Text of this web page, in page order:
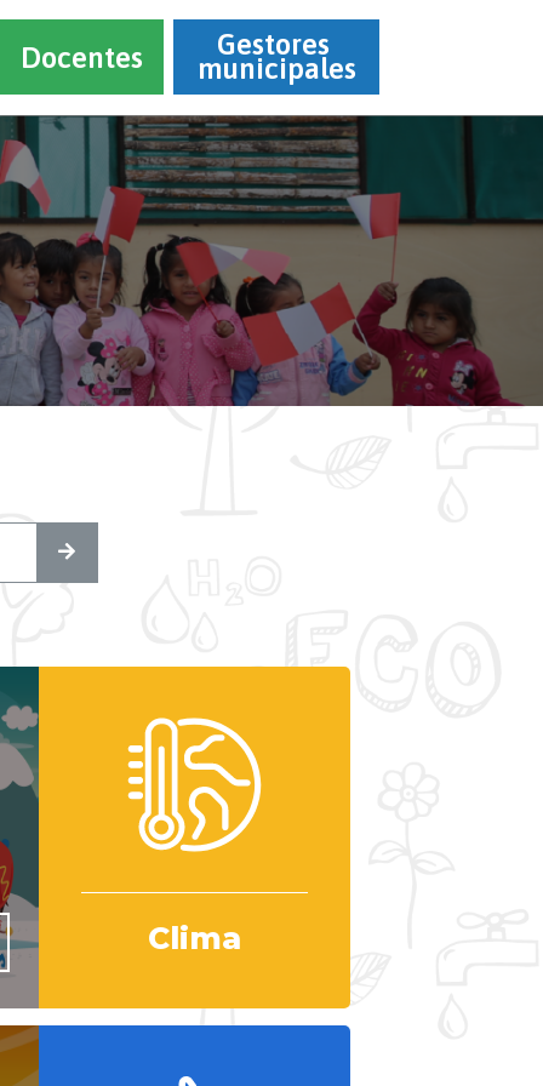
Docentes Gestores
municipales
Clima